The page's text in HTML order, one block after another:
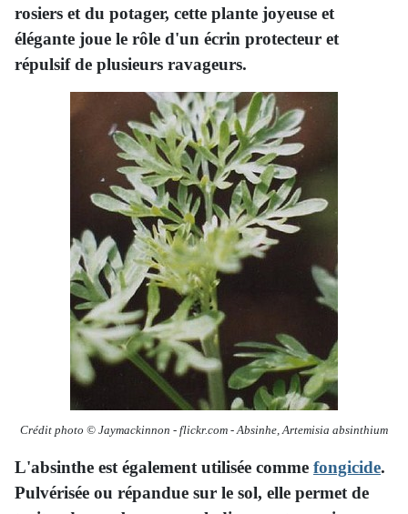
rosiers et du potager, cette plante joyeuse et
élégante joue le rôle d'un écrin protecteur et
répulsif de plusieurs ravageurs.
Crédit photo © Jaymackinnon - flickr.com - Absinhe,Artemisia absinthium
L'absinthe est également utilisée comme fongicide.
Pulvérisée ou répandue sur le sol, elle permet de